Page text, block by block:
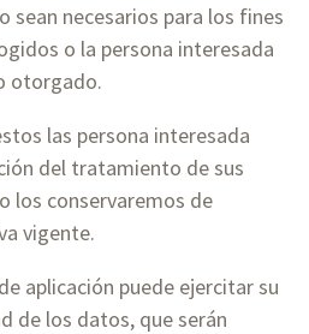
sean necesarios para los fines
o la persona interesada
otorgado.
las persona interesada
del tratamiento de sus
los conservaremos de
vigente.
aplicación puede ejercitar su
de los datos, que serán